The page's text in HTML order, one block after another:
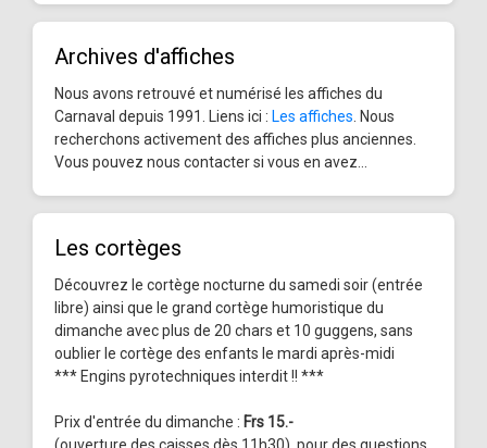
Archives d'affiches
Nous avons retrouvé et numérisé les affiches du
Carnaval depuis 1991. Liens ici : Les affiches . Nous
recherchons activement des affiches plus anciennes.
Vous pouvez nous contacter si vous en avez...
Les cortèges
Découvrez le cortège nocturne du samedi soir (entrée
libre) ainsi que le grand cortège humoristique du
dimanche avec plus de 20 chars et 10 guggens, sans
oublier le cortège des enfants le mardi après-midi
*** Engins pyrotechniques interdit !! ***
Prix d'entrée du dimanche : Frs 15.-